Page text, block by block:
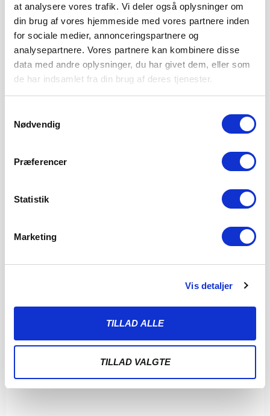
at analysere vores trafik. Vi deler også oplysninger om
din brug af vores hjemmeside med vores partnere inden
for sociale medier, annonceringspartnere og
analysepartnere. Vores partnere kan kombinere disse
data med andre oplysninger, du har givet dem, eller som
de har indsamlet fra din brug af deres tjenester.
Nødvendig
Præferencer
Statistik
Marketing
Vis detaljer
TILLAD ALLE
TILLAD VALGTE
Vi træder ind i 2. runde af Betano Pokalen, hvor Thisted FC
fra 2. division